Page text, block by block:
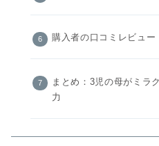
購入者の口コミレビュー
まとめ：3児の母がミラ
力